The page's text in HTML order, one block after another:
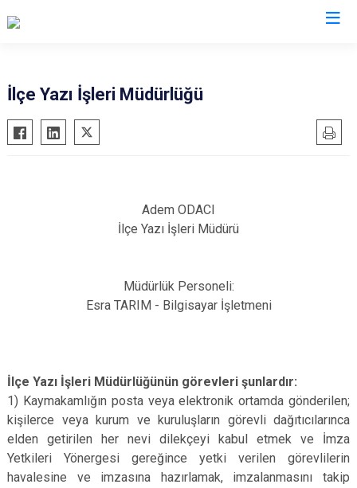
Babaeski
Demirköy
İlçe Yazı İşleri Müdürlüğü
Adem ODACI
İlçe Yazı İşleri Müdürü
Müdürlük Personeli:
Esra TARIM - Bilgisayar İşletmeni
İlçe Yazı İşleri Müdürlüğünün görevleri şunlardır:
1) Kaymakamlığın posta veya elektronik ortamda gönderilen;
kişilerce veya kurum ve kuruluşların görevli dağıtıcılarınca
elden getirilen her nevi dilekçeyi kabul etmek ve İmza
Yetkileri Yönergesi gereğince yetki verilen görevlilerin
havalesine ve imzasına hazırlamak, imzalanmasını takip